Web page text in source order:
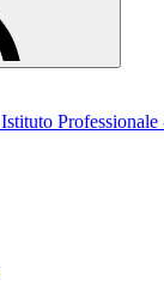
Professionale